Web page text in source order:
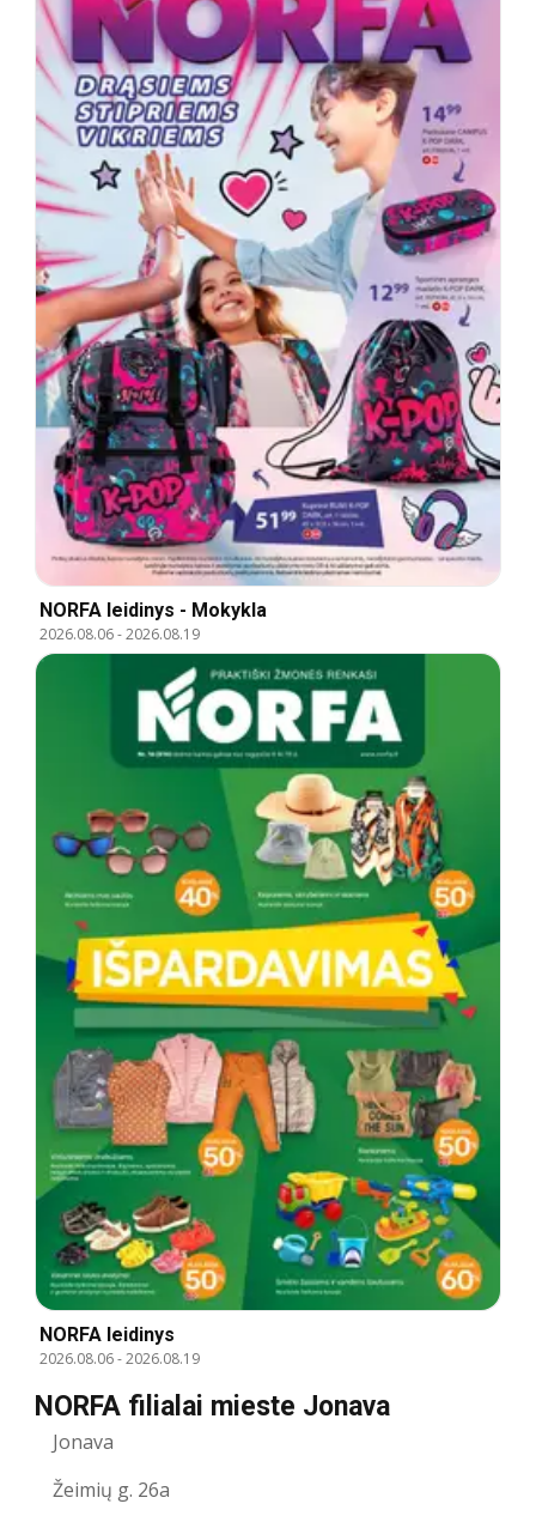
NORFA leidinys - Mokykla
2026.08.06-2026.08.19
NORFA leidinys
2026.08.06-2026.08.19
NORFA filialai mieste Jonava
Jonava
Žeimių g. 26a